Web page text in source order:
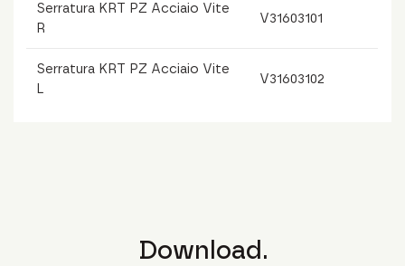
Serratura KRT PZ Acciaio Vite
R
V31603101
Serratura KRT PZ Acciaio Vite
L
V31603102
Download.